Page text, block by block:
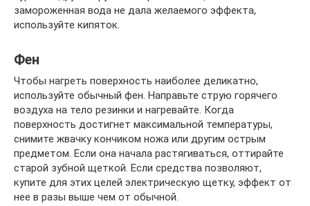
замороженная вода не дала желаемого эффекта,
используйте кипяток.
Фен
Чтобы нагреть поверхность наиболее деликатно,
используйте обычный фен. Направьте струю горячего
воздуха на тело резинки и нагревайте. Когда
поверхность достигнет максимальной температуры,
снимите жвачку кончиком ножа или другим острым
предметом. Если она начала растягиваться, оттирайте
старой зубной щеткой. Если средства позволяют,
купите для этих целей электрическую щетку, эффект от
нее в разы выше чем от обычной.